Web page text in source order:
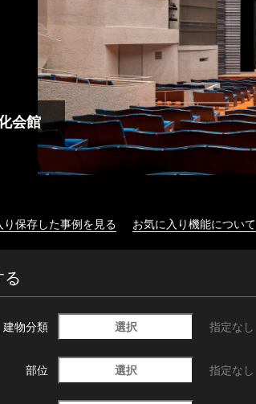
会館
保存した事例を見る お気に入り機能について
建物分類 選択 指定なし
部位 選択 指定なし